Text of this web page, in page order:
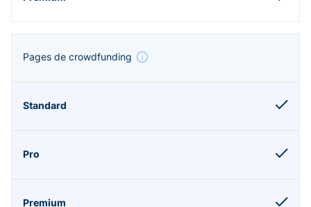
Pages de crowdfunding